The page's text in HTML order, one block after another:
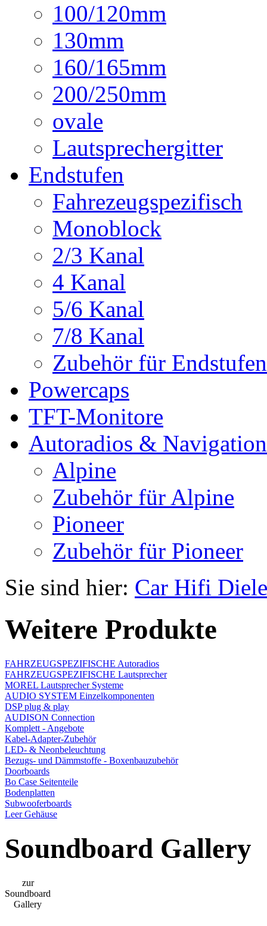
100/120mm
130mm
160/165mm
200/250mm
ovale
Lautsprechergitter
Endstufen
Fahrezeugspezifisch
Monoblock
2/3 Kanal
4 Kanal
5/6 Kanal
7/8 Kanal
Zubehör für Endstufen
Powercaps
TFT-Monitore
Autoradios & Navigation
Alpine
Zubehör für Alpine
Pioneer
Zubehör für Pioneer
Sie sind hier: Car Hifi
Weitere Produkte
FAHRZEUGSPEZIFISCHE Autoradios
FAHRZEUGSPEZIFISCHE Lautsprecher
MOREL Lautsprecher Systeme
AUDIO SYSTEM Einzelkomponenten
DSP plug & play
AUDISON Connection
Komplett - Angebote
Kabel-Adapter-Zubehör
LED- & Neonbeleuchtung
Bezugs- und Dämmstoffe - Boxenbauzubehör
Doorboards
Bo Case Seitenteile
Bodenplatten
Subwooferboards
Leer Gehäuse
Soundboard Gallery
zur
Soundboard
Gallery